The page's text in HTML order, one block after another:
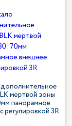
мертвой зоны
панорамное
регулировкой 3R